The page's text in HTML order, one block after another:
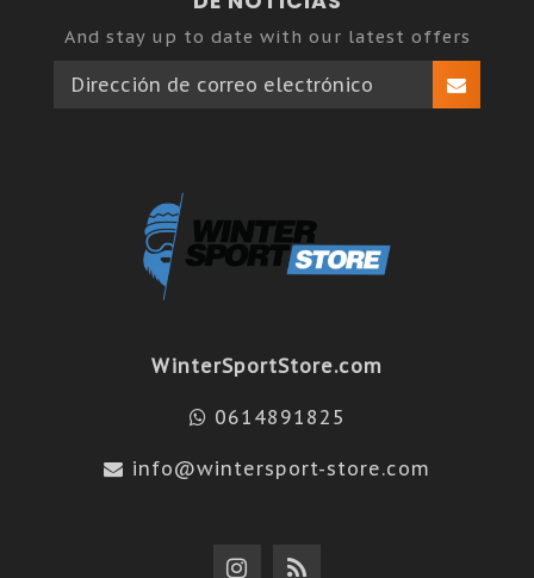
And stay up to date with our latest offers
WinterSportStore.com
0614891825
info@wintersport-store.com